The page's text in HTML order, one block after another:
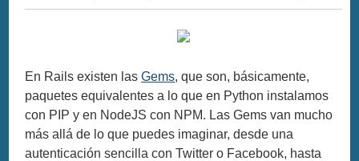
En Rails existen lasGems, que son, básicamente,
paquetes equivalentes a lo que en Python instalamos
con PIP y en NodeJS con NPM. Las Gems van mucho
más allá de lo que puedes imaginar, desde una
autenticación sencilla con Twitter o Facebook, hasta